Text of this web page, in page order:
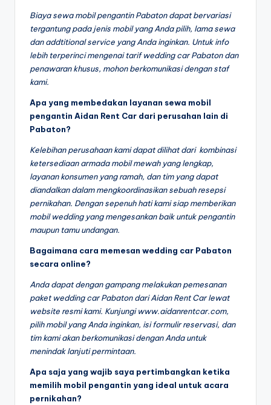
Biaya sewa mobil pengantin Pabaton dapat bervariasi
tergantung pada jenis mobil yang Anda pilih, lama sewa
dan addtitional service yang Anda inginkan. Untuk info
lebih terperinci mengenai tarif wedding car Pabaton dan
penawaran khusus, mohon berkomunikasi dengan staf
kami.
Apa yang membedakan layanan sewa mobil
pengantin Aidan Rent Car dari perusahan lain di
Pabaton?
Kelebihan perusahaan kami dapat dilihat dari kombinasi
ketersediaan armada mobil mewah yang lengkap,
layanan konsumen yang ramah, dan tim yang dapat
diandalkan dalam mengkoordinasikan sebuah resepsi
pernikahan. Dengan sepenuh hati kami siap memberikan
mobil wedding yang mengesankan baik untuk pengantin
maupun tamu undangan.
Bagaimana cara memesan wedding car Pabaton
secara online?
Anda dapat dengan gampang melakukan pemesanan
paket wedding car Pabaton dari Aidan Rent Car lewat
website resmi kami. Kunjungi www.aidanrentcar.com,
pilih mobil yang Anda inginkan, isi formulir reservasi, dan
tim kami akan berkomunikasi dengan Anda untuk
menindak lanjuti permintaan.
Apa saja yang wajib saya pertimbangkan ketika
memilih mobil pengantin yang ideal untuk acara
pernikahan?